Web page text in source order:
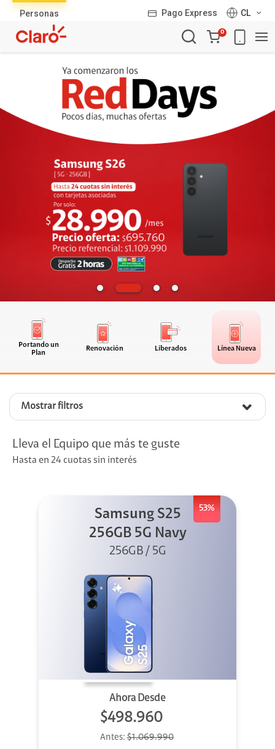
Personas Pago Express
CL
Carro
de
0
Portando un
Plan
Renovación Liberados Línea Nueva
Mostrar filtros
productos
Lleva el Equipo que más te guste
Hasta en 24 cuotas sin interés
53%
Samsung S25
256GB 5G Navy
256GB / 5G
Ahora Desde
$498.960
Antes:$1.069.990